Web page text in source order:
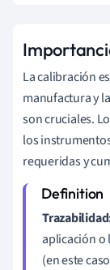
La calibración
manufactura y
son cruciales.
los
requeridas y
aplicación o
(en este